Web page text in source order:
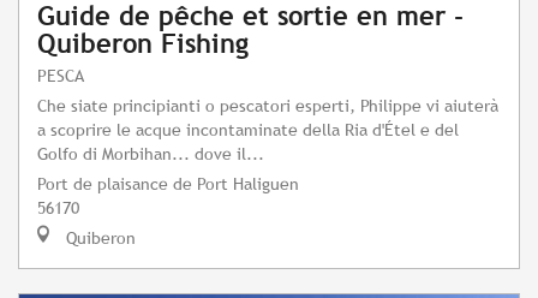
Guide de pêche et sortie en mer -
Quiberon Fishing
PESCA
Che siate principianti o pescatori esperti, Philippe vi aiuterà
a scoprire le acque incontaminate della Ria d'Étel e del
Golfo di Morbihan... dove il...
Port de plaisance de Port Haliguen
56170
Quiberon